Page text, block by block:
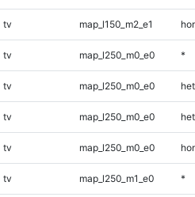
tv map_l150_m2_e1
tv map_l250_m0_e0 *
tv map_l250_m0_e0 het
tv map_l250_m0_e0
tv map_l250_m0_e0
tv map_l250_m1_e0 *